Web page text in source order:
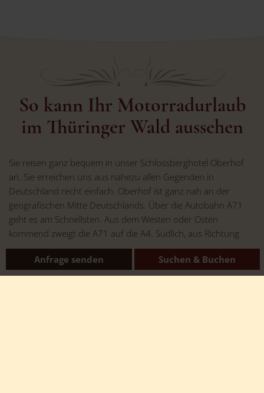
So kann Ihr Motorradurlaub
im Thüringer Wald aussehen
Sie reisen ganz bequem in unser Schlossberghotel Oberhof
an. Sie erreichen uns aus nahezu allen Gegenden in
Deutschland recht einfach. Oberhof ist ganz nah an der
geografischen Mitte Deutschlands. Über die Autobahn A71
geht es am Schnellsten. Aus dem Westen oder Osten
kommend zweigt die A71 auf die A4. Südlich, aus Richtung
Nürnberg - Coburg erreichen Sie die Thüringer Wald
Autobahn über die A73.
Anfrage senden Suchen & Buchen